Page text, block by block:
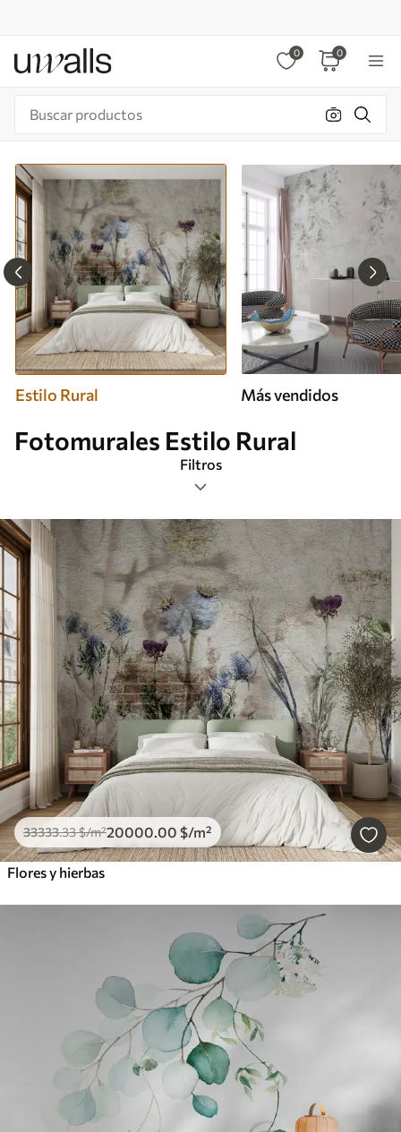
0 0
Estilo Rural Más vendidos
Fotomurales Estilo Rural
Filtros
Etiquetas
Formato de imagen
Paleta de colores
Inteligente
Borrar todos los filtros
33333.33$/m²20000.00 $/m²
Flores y hierbas